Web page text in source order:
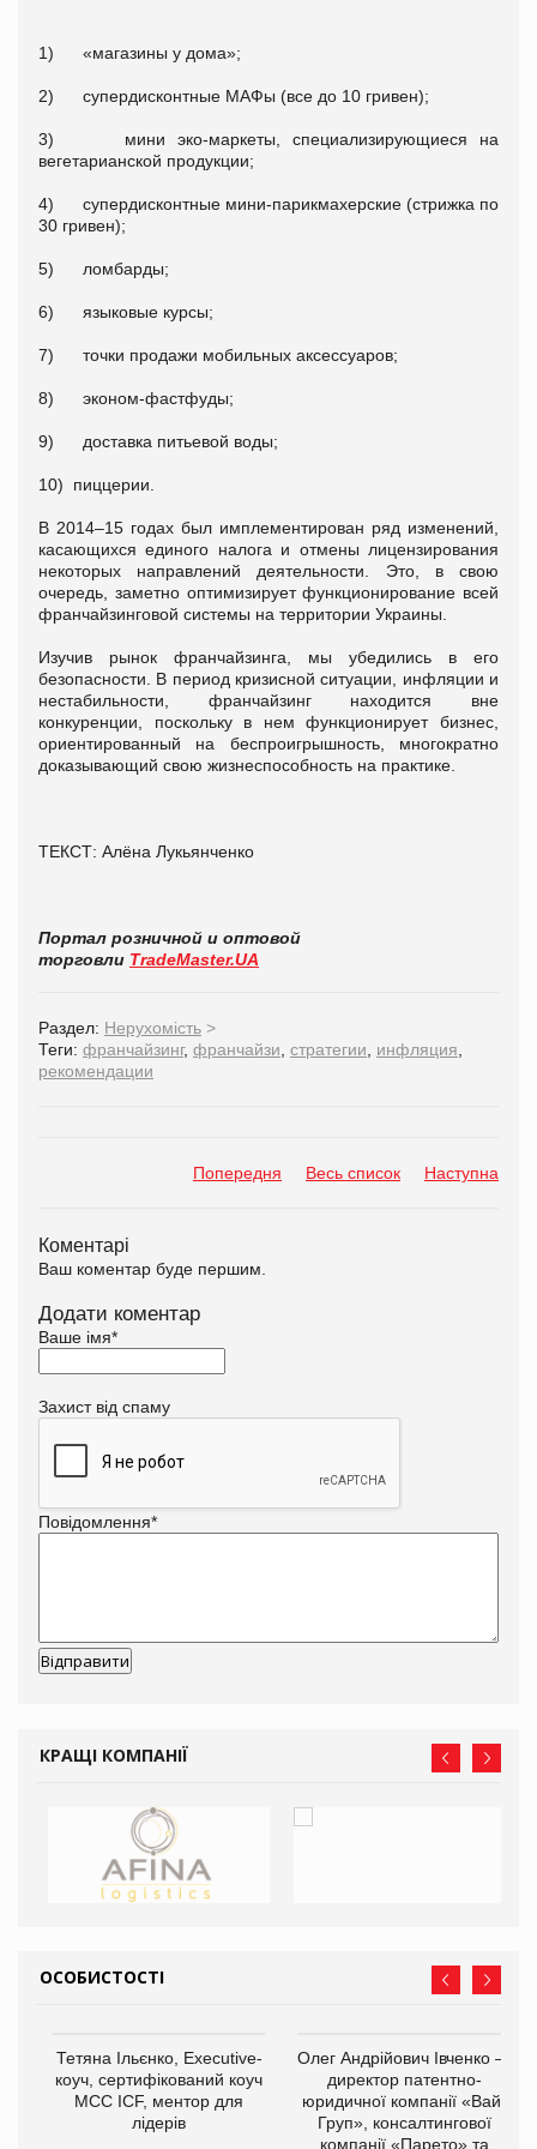
1) «магазины у дома»;
2) супердисконтные МАФы (все до 10 гривен);
3) мини эко-маркеты, специализирующиеся на
вегетарианской продукции;
4) супердисконтные мини-парикмахерские (стрижка по
30 гривен);
5) ломбарды;
6) языковые курсы;
7) точки продажи мобильных аксессуаров;
8) эконом-фастфуды;
9) доставка питьевой воды;
10) пиццерии.
В 2014–15 годах был имплементирован ряд изменений,
касающихся единого налога и отмены лицензирования
некоторых направлений деятельности. Это, в свою
очередь, заметно оптимизирует функционирование всей
франчайзинговой системы на территории Украины.
Изучив рынок франчайзинга, мы убедились в его
безопасности. В период кризисной ситуации, инфляции и
нестабильности, франчайзинг находится вне
конкуренции, поскольку в нем функционирует бизнес,
ориентированный на беспроигрышность, многократно
доказывающий свою жизнеспособность на практике.
ТЕКСТ: Алёна Лукьянченко
Портал розничной и оптовой
торговли TradeMaster.UA
Раздел: Нерухомість >
Теги: франчайзинг, франчайзи стратегии инфляция
рекомендации
Попередня Весь список Наступна
Коментарі
Ваш коментар буде першим.
Додати коментар
Ваше імя*
Захист від спаму
Повідомлення*
КРАЩІ КОМПАНІЇ
ОСОБИСТОСТІ
Тетяна Ільєнко, Executive-
коуч, сертифікований коуч
МСС ICF, ментор для
лідерів
Олег Андрійович Івченко —
директор патентно-
юридичної компанії «Вайз
Груп», консалтингової
компанії «Парето» та